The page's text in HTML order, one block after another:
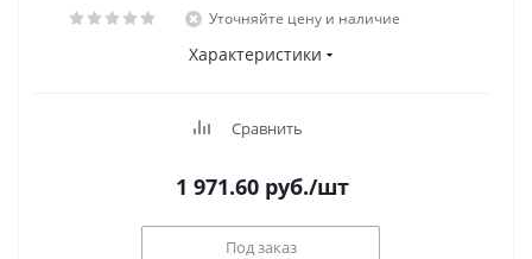
Уточняйте цену и наличие
Характеристики
Сравнить
1 971.60руб./шт
Под заказ